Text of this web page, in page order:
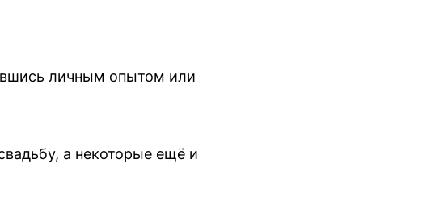
личным опытом или
а некоторые ещё и